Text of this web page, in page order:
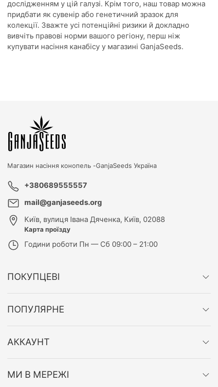
дослідженням у цій галузі. Крім того, наш товар можна
придбати як сувенір або генетичний зразок для
колекції. Зважте усі потенційні ризики й докладно
вивчіть правові норми вашого регіону, перш ніж
купувати насіння канабісу у магазині GanjaSeeds.
Магазин насіння конопель -GanjaSeeds Україна
+380689555557
mail@ganjaseeds.org
Київ, вулиця Івана Дяченка, Київ, 02088
Карта проїзду
Години роботи Пн — Сб 09:00 – 21:00
ПОКУПЦЕВІ
ПОПУЛЯРНЕ
АККАУНТ
МИ В МЕРЕЖІ